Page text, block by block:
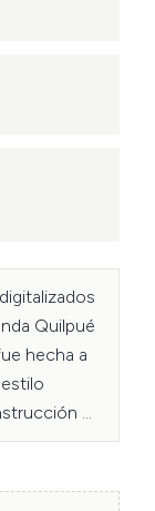
Quilpué
hecha a
en
Hacienda,